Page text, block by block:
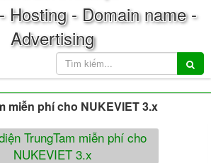
Hosting - Domain name -
Advertising
miễn phí cho NUKEVIET 3.x